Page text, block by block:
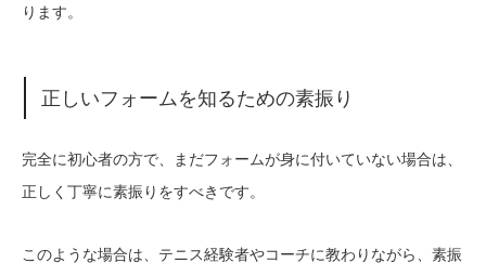
ります。
正しいフォームを知るための素振り
完全に初心者の方で、まだフォームが身に付いていない場合は、
正しく丁寧に素振りをすべきです。
このような場合は、テニス経験者やコーチに教わりながら、素振